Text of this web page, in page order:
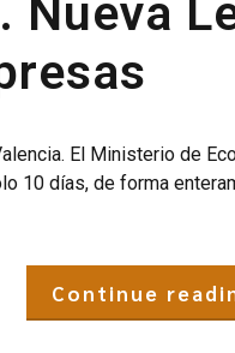
Nueva
El Ministerio de
10 días, de forma
Continue